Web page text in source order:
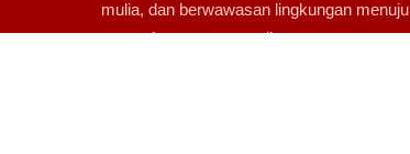
mulia, dan berwawasan lingkungan menuju
masa depan yang gemilang.